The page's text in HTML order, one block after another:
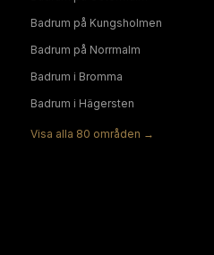
Badrum på Kungsholmen
Badrum på Norrmalm
Badrum i Bromma
Badrum i Hägersten
Visa alla 80 områden →